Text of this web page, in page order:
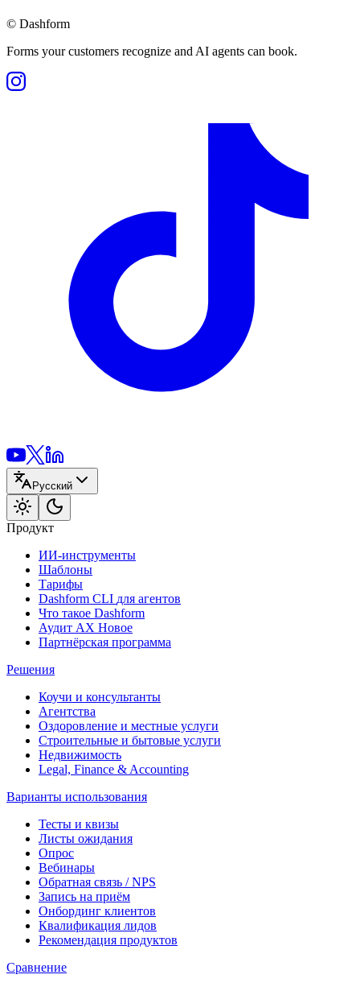
© Dashform
Forms your customers recognize and AI agents can book.
Русский
Продукт
ИИ-инструменты
Шаблоны
Тарифы
Dashform CLI для агентов
Что такое Dashform
Аудит AX Новое
Партнёрская программа
Решения
Коучи и консультанты
Агентства
Оздоровление и местные услуги
Строительные и бытовые услуги
Недвижимость
Legal, Finance & Accounting
Варианты использования
Тесты и квизы
Листы ожидания
Опрос
Вебинары
Обратная связь / NPS
Запись на приём
Онбординг клиентов
Квалификация лидов
Рекомендация продуктов
Сравнение